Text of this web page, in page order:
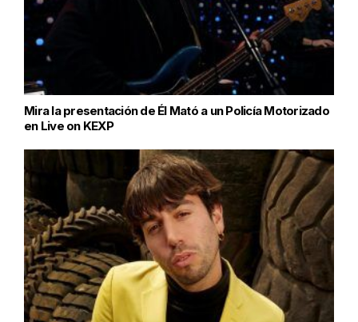
Mira la presentación de Él Mató a un Policía Motorizado
en Live on KEXP